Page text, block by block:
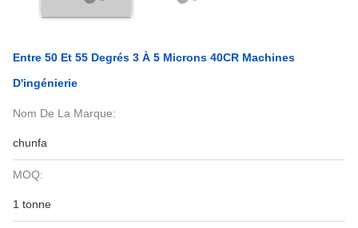
Entre 50 Et 55 Degrés 3 À 5 Microns 40CR Machines
D'ingénierie
Nom De La Marque:
chunfa
MOQ:
1 tonne